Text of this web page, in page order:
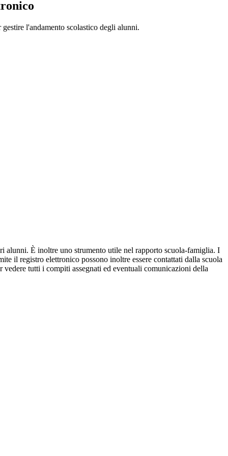
l'andamento scolastico degli alunni.
alunni. È inoltre uno strumento utile nel rapporto scuola-famiglia. I
il registro elettronico possono inoltre essere contattati dalla scuola
tutti i compiti assegnati ed eventuali comunicazioni della